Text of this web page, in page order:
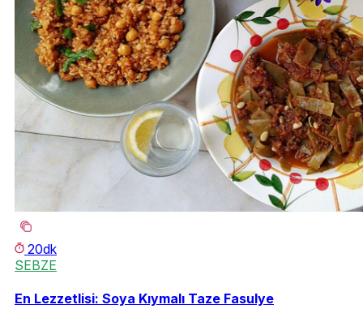
20dk
SEBZE
En Lezzetlisi: Soya Kıymalı Taze Fasulye